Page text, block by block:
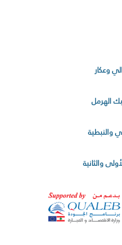
وعكار
الهرمل
والنبطية
والثانية